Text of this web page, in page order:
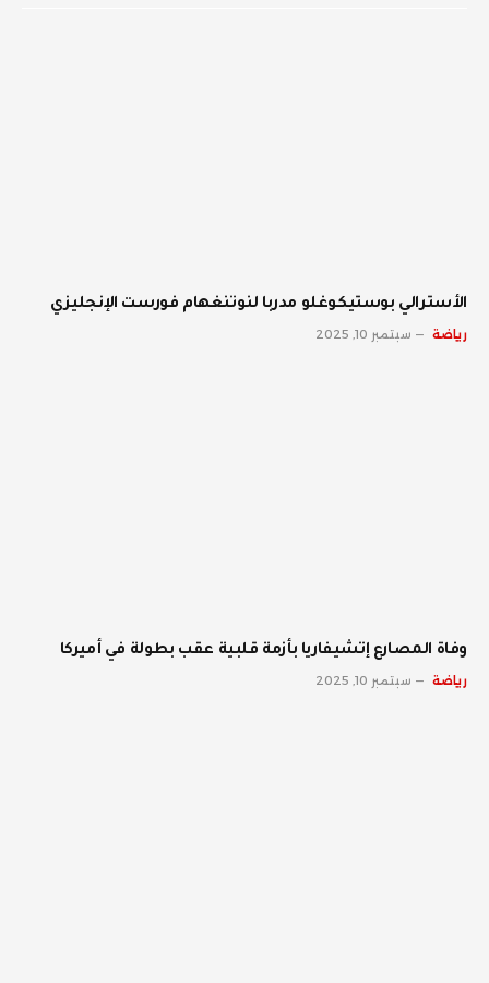
الأسترالي بوستيكوغلو مدربا لنوتنغهام فورست الإنجليزي
رياضة سبتمبر 10, 2025
وفاة المصارع إتشيفاريا بأزمة قلبية عقب بطولة في أميركا
رياضة سبتمبر 10, 2025